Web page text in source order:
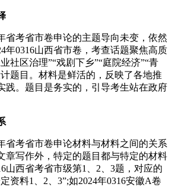
省考省市卷申论的主题导向未变，依然
年0316山西省市卷，考查话题聚焦高质
社区治理”“戏剧下乡”“庭院经济”“青
题目。材料是鲜活的，反映了各地推
践。题目是务实的，引导考生站在政府
省考省市卷申论材料与材料之间的关系
章写作外，特定的题目都与特定的材料
山西省考省市级第1、2、3题，对应的
资料1、2、3”;如2024年0316安徽A卷